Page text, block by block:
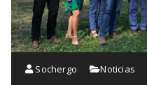
Sochergo Noticias